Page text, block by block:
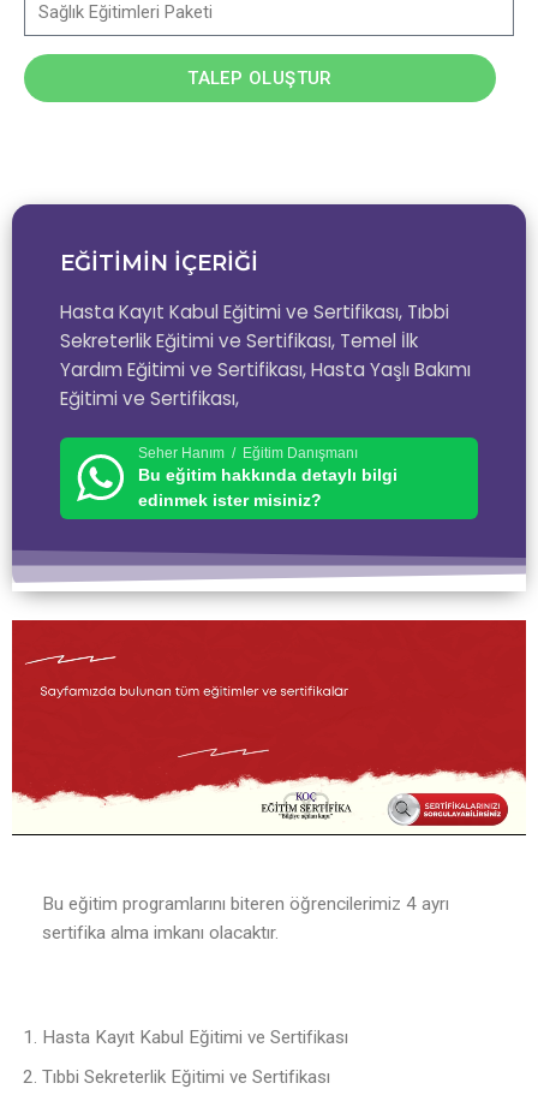
EĞİTİMİN İÇERİĞİ
Hasta Kayıt Kabul Eğitimi ve Sertifikası, Tıbbi
Sekreterlik Eğitimi ve Sertifikası, Temel İlk
Yardım Eğitimi ve Sertifikası, Hasta Yaşlı Bakımı
Eğitimi ve Sertifikası,
Seher Hanım / Eğitim Danışmanı
Bu eğitim hakkında detaylı bilgi
edinmek ister misiniz?
Bu eğitim programlarını biteren öğrencilerimiz 4 ayrı
sertifika alma imkanı olacaktır.
Hasta Kayıt Kabul Eğitimi ve Sertifikası
Tıbbi Sekreterlik Eğitimi ve Sertifikası
TALEP OLUŞTUR